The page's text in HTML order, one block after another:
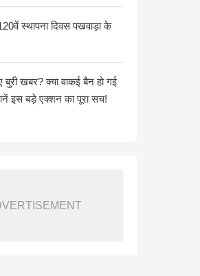
स्थापना दिवस पखवाड़ा के
बुरी खबर? क्या वाकई बैन हो गई
इस बड़े एक्शन का पूरा सच!